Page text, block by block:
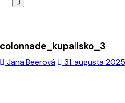
Jana Beerová 31. augusta 2025
colonnade_kupalisko_3